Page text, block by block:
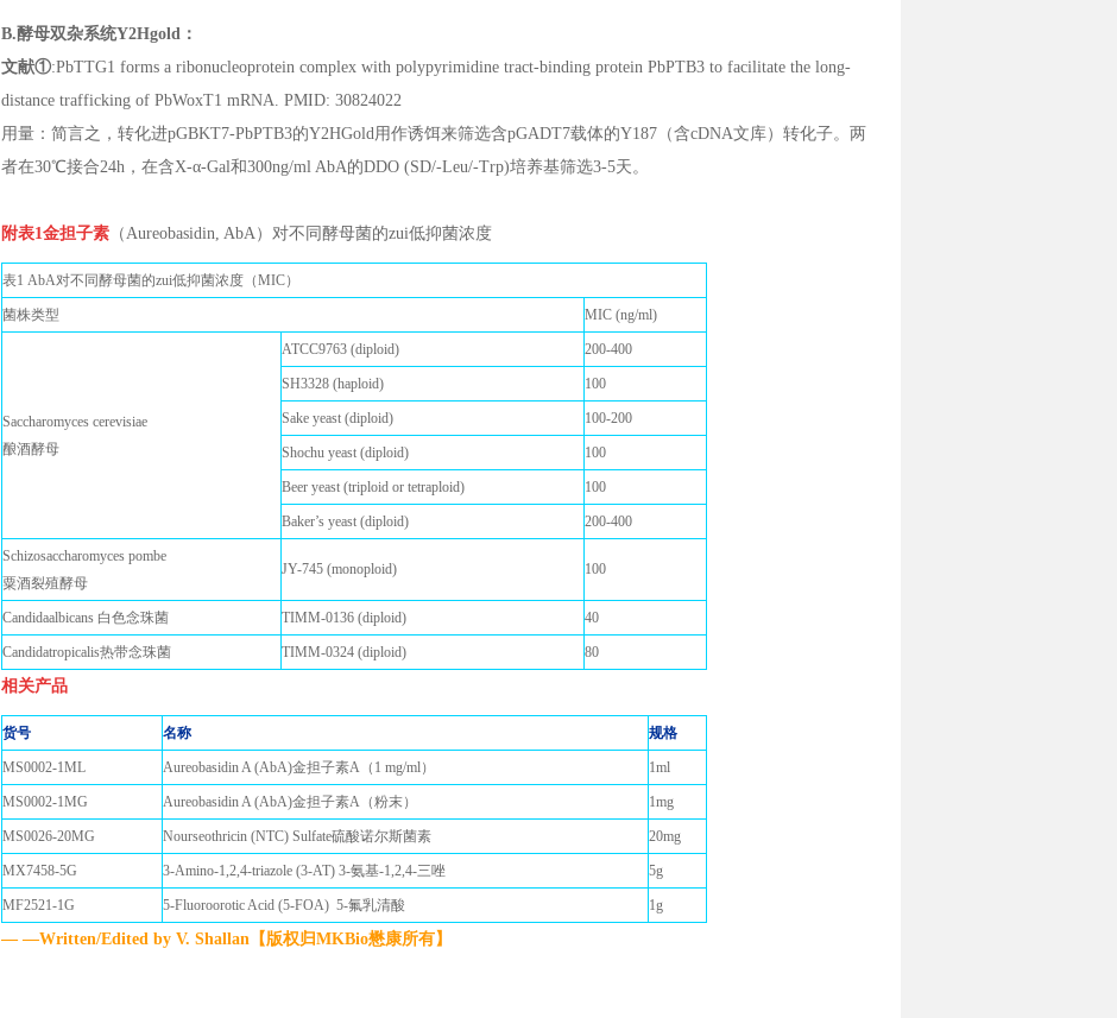
B.酵母双杂系统Y2Hgold：
文献①:PbTTG1 forms a ribonucleoprotein complex with polypyrimidine tract-binding protein PbPTB3 to facilitate the long-
distance trafficking of PbWoxT1 mRNA. PMID: 30824022
用量：简言之，转化进pGBKT7-PbPTB3的Y2HGold用作诱饵来筛选含pGADT7载体的Y187（含cDNA文库）转化子。两
者在30℃接合24h，在含X-α-Gal和300ng/ml AbA的DDO (SD/-Leu/-Trp)培养基筛选3-5天。
附表1金担子素 （Aureobasidin, AbA）对不同酵母菌的zui低抑菌浓度
表1 AbA对不同酵母菌的zui低抑菌浓度（MIC）
菌株类型 MIC (ng/ml)
Saccharomyces cerevisiae
酿酒酵母
ATCC9763 (diploid) 200-400
SH3328 (haploid) 100
Sake yeast (diploid) 100-200
Shochu yeast (diploid) 100
Beer yeast (triploid or tetraploid) 100
Baker’s yeast (diploid) 200-400
Schizosaccharomyces pombe
粟酒裂殖酵母
JY-745 (monoploid) 100
Candidaalbicans 白色念珠菌 TIMM-0136 (diploid) 40
Candidatropicalis热带念珠菌 TIMM-0324 (diploid) 80
相关产品
货号 名称 规格
MS0002-1ML Aureobasidin A (AbA)金担子素A（1 mg/ml） 1ml
MS0002-1MG Aureobasidin A (AbA)金担子素A（粉末） 1mg
MS0026-20MG Nourseothricin (NTC) Sulfate硫酸诺尔斯菌素 20mg
MX7458-5G 3-Amino-1,2,4-triazole (3-AT) 3-氨基-1,2,4-三唑 5g
MF2521-1G 5-Fluoroorotic Acid (5-FOA) 5-氟乳清酸 1g
— —Written/Edited by V. Shallan【版权归MKBio懋康所有】